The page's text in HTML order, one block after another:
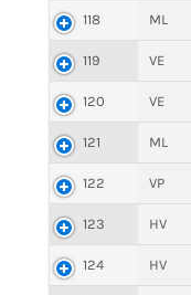
118 ML
119 VE
120 VE
121 ML
122 VP
123 HV
124 HV